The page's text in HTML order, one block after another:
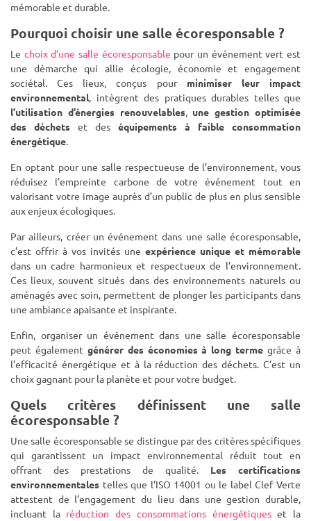
mémorable et durable.
Pourquoi choisir une salle écoresponsable ?
Le choix d’une salle écoresponsable pour un événement vert est
une démarche qui allie écologie, économie et engagement
sociétal. Ces lieux, conçus pour minimiser leur impact
environnemental, intègrent des pratiques durables telles que
l’utilisation d’énergies renouvelables, une gestion optimisée
des déchets et des équipements à faible consommation
énergétique.
En optant pour une salle respectueuse de l’environnement, vous
réduisez l’empreinte carbone de votre événement tout en
valorisant votre image auprès d’un public de plus en plus sensible
aux enjeux écologiques.
Par ailleurs, créer un événement dans une salle écoresponsable,
c’est offrir à vos invités une expérience unique et mémorable
dans un cadre harmonieux et respectueux de l’environnement.
Ces lieux, souvent situés dans des environnements naturels ou
aménagés avec soin, permettent de plonger les participants dans
une ambiance apaisante et inspirante.
Enfin, organiser un événement dans une salle écoresponsable
peut également générer des économies à long terme grâce à
l’efficacité énergétique et à la réduction des déchets. C’est un
choix gagnant pour la planète et pour votre budget.
Quels critères définissent une salle
écoresponsable ?
Une salle écoresponsable se distingue par des critères spécifiques
qui garantissent un impact environnemental réduit tout en
offrant des prestations de qualité. Les certifications
environnementales telles que l’ISO 14001 ou le label Clef Verte
attestent de l’engagement du lieu dans une gestion durable,
incluant la réduction des consommations énergétiqueset la